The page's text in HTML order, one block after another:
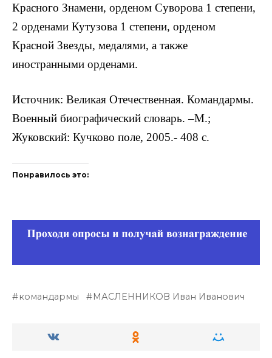
Красного Знамени, орденом Суворова 1 степени,
2 орденами Кутузова 1 степени, орденом
Красной Звезды, медалями, а также
иностранными орденами.
Источник: Великая Отечественная. Командармы.
Военный биографический словарь. –М.;
Жуковский: Кучково поле, 2005.- 408 с.
Понравилось это:
командармы МАСЛЕННИКОВ Иван Иванович